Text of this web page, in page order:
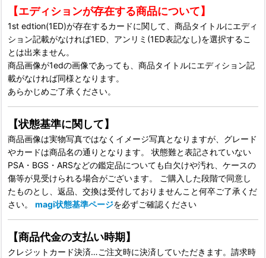
【エディションが存在する商品について】
1st edtion(1ED)が存在するカードに関して、商品タイトルにエディ
ション記載がなければ1ED、アンリミ(1ED表記なし)を選択するこ
とは出来ません。
商品画像が1edの画像であっても、商品タイトルにエディション記
載がなければ同様となります。
あらかじめご了承ください。
【状態基準に関して】
商品画像は実物写真ではなくイメージ写真となりますが、グレード
やカードは商品名の通りとなります。 状態難と表記されていない
PSA・BGS・ARSなどの鑑定品についても白欠けや汚れ、ケースの
傷等が見受けられる場合がございます。 ご購入した段階で同意し
たものとし、返品、交換は受付しておりませんこと何卒ご了承くだ
さい。 magi状態基準ページを必ずご確認ください
【商品代金の支払い時期】
クレジットカード決済…ご注文時に決済していただきます。請求時